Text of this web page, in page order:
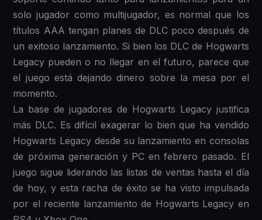
solo jugador como multijugador, es normal que los
títulos AAA tengan planes de DLC poco después de
un exitoso lanzamiento. Si bien los DLC de Hogwarts
Legacy pueden o no llegar en el futuro, parece que
el juego está dejando dinero sobre la mesa por el
momento.
La base de jugadores de Hogwarts Legacy justifica
más DLC. Es difícil exagerar lo bien que ha vendido
Hogwarts Legacy desde su lanzamiento en consolas
de próxima generación y PC en febrero pasado. El
juego sigue liderando las listas de ventas hasta el día
de hoy, y esta racha de éxito se ha visto impulsada
por el reciente lanzamiento de Hogwarts Legacy en